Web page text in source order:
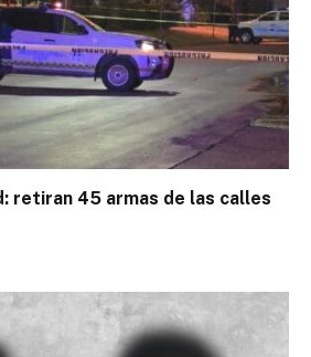
retiran 45 armas de las calles